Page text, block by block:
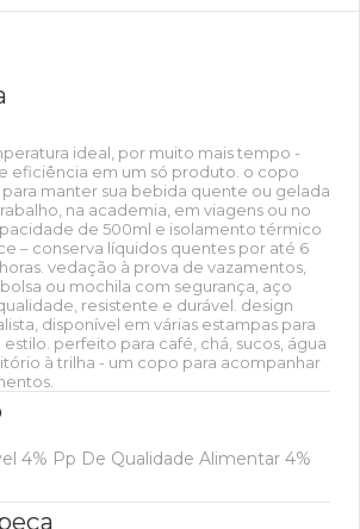
ideal, por muito mais tempo -
eficiência em um só produto. o copo
manter sua bebida quente ou gelada
na academia, em viagens ou no
de 500ml e isolamento térmico
– conserva líquidos quentes por até 6
vedação à prova de vazamentos,
ou mochila com segurança, aço
resistente e durável. design
disponível em várias estampas para
perfeito para café, chá, sucos, água
à trilha - um copo para acompanhar
4% Pp De Qualidade Alimentar 4%